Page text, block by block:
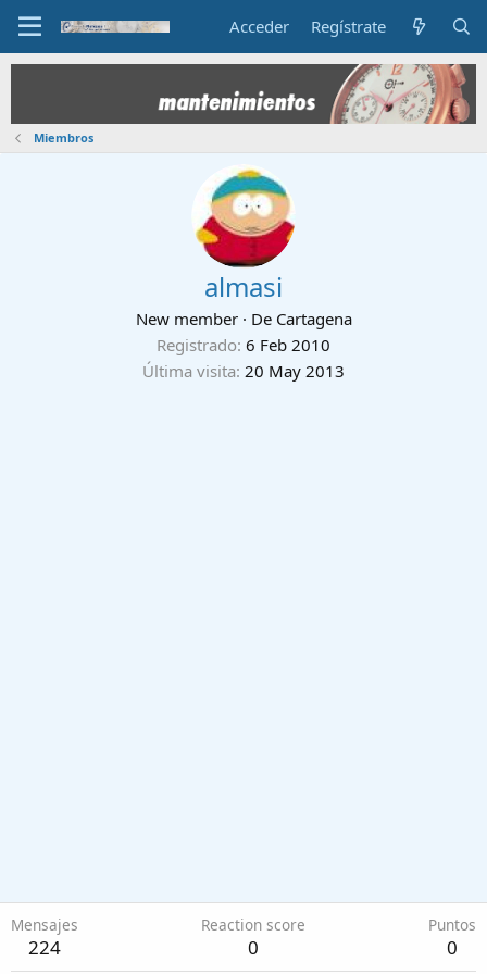
Acceder Regístrate
Miembros
almasi
New member · De Cartagena
Registrado 6 Feb 2010
Última visita 20 May 2013
Mensajes
224
Reaction score
0
Puntos
0